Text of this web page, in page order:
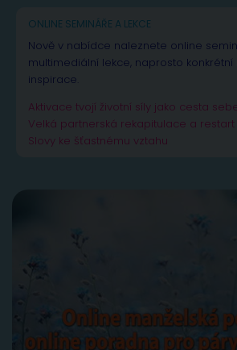
ONLINE SEMINÁŘE A LEKCE
Nově v nabídce naleznete online
multimediální lekce, naprosto
inspirace.
Aktivace tvojí životní síly jako cesta
Velká partnerská rekapitulace a
Slovy ke šťastnému vztahu